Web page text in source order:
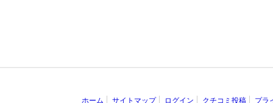
ホーム サイトマップ ログイン クチコミ投稿 プラ